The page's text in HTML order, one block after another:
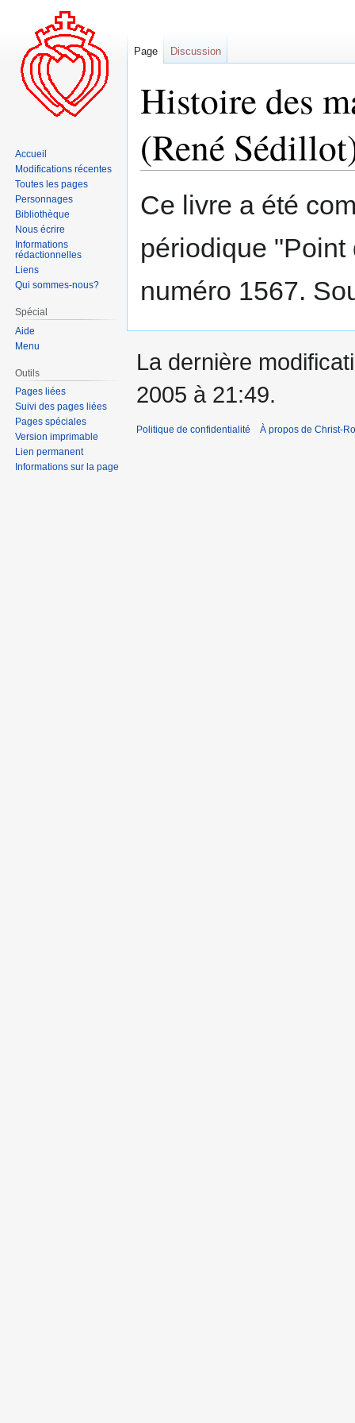
Histoire des
(René
à
navigation
à
recherche
Ce livre a été
périodique
numéro 1567.
Page Discussion
Accueil
Modifications récentes
Toutes les pages
Personnages
Bibliothèque
Nous écrire
Informations
rédactionnelles
Liens
Qui sommes-nous?
Spécial
Aide
Menu
Outils
Pages liées
Suivi des pages liées
Pages spéciales
Version imprimable
Lien permanent
Informations sur la page
La dernière
2005 à 21:49.
Politique de confidentialité À propos de Christ-